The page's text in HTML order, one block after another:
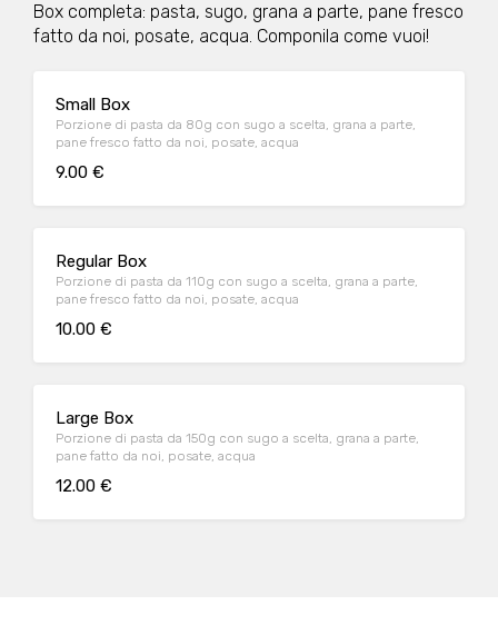
Box completa: pasta, sugo, grana a parte, pane fresco
fatto da noi, posate, acqua. Componila come vuoi!
Small Box
Porzione di pasta da 80g con sugo a scelta, grana a parte,
pane fresco fatto da noi, posate, acqua
9.00 €
Regular Box
Porzione di pasta da 110g con sugo a scelta, grana a parte,
pane fresco fatto da noi, posate, acqua
10.00 €
Large Box
Porzione di pasta da 150g con sugo a scelta, grana a parte,
pane fatto da noi, posate, acqua
12.00 €